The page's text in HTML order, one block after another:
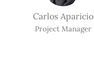
Carlos Aparicio
Project Manager